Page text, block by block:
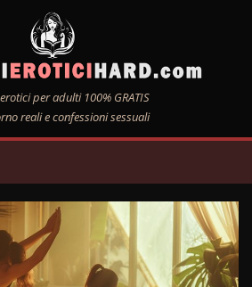
per adulti 100% GRATIS